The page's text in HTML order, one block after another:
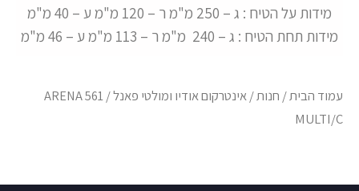
מידות על הטיח : ג – 250 מ"מ ר – 120 מ"מ ע – 40 מ"מ
מידות תחת הטיח : ג – 240 מ"מ ר – 113 מ"מ ע – 46 מ"מ
עמוד הבית/ חנות/אינטרקום אודיו ומולטי פאנל / ARENA 561
MULTI/C